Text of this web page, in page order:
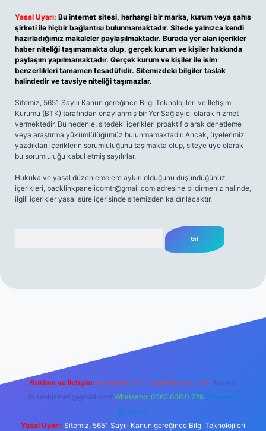
Yasal Uyarı: Bu internet sitesi, herhangi bir marka, kurum veya şahıs
şirketi ile hiçbir bağlantısı bulunmamaktadır. Sitede yalnızca kendi
hazırladığımız makaleler paylaşılmaktadır. Burada yer alan içerikler
haber niteliği taşımamakta olup, gerçek kurum ve kişiler hakkında
paylaşım yapılmamaktadır. Gerçek kurum ve kişiler ile isim
benzerlikleri tamamen tesadüfidir. Sitemizdeki bilgiler taslak
halindedir ve tavsiye niteliği taşımazlar.
Sitemiz, 5651 Sayılı Kanun gereğince Bilgi Teknolojileri ve İletişim
Kurumu (BTK) tarafından onaylanmış bir Yer Sağlayıcı olarak hizmet
vermektedir. Bu nedenle, sitedeki içerikleri proaktif olarak denetleme
veya araştırma yükümlülüğümüz bulunmamaktadır. Ancak, üyelerimiz
yazdıkları içeriklerin sorumluluğunu taşımakta olup, siteye üye olarak
bu sorumluluğu kabul etmiş sayılırlar.
Hukuka ve yasal düzenlemelere aykırı olduğunu düşündüğünüz
içerikleri, backlinkpanelicomtr@gmail.com adresine bildirmeniz halinde,
ilgili içerikler yasal süre içerisinde sitemizden kaldırılacaktır.
Reklam ve İletişim: E-mail: backlinkpaneli@gmail.com Teams:
forumhizmeti@gmail.com Whatsapp: 0262 606 0 726 Telegram:
@karabul
Yasal Uyarı: Sitemiz, 5651 Sayılı Kanun gereğince Bilgi Teknolojileri